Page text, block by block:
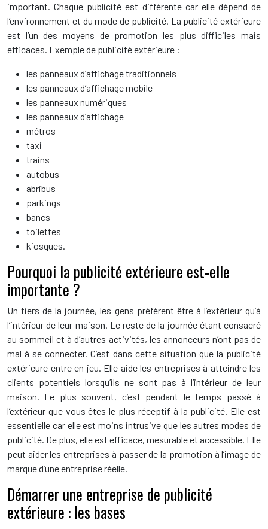
important. Chaque publicité est différente car elle dépend de
l’environnement et du mode de publicité. La publicité extérieure
est l’un des moyens de promotion les plus difficiles mais
efficaces. Exemple de publicité extérieure :
les panneaux d’affichage traditionnels
les panneaux d’affichage mobile
les panneaux numériques
les panneaux d’affichage
métros
taxi
trains
autobus
abribus
parkings
bancs
toilettes
kiosques.
Pourquoi la publicité extérieure est-elle
importante ?
Un tiers de la journée, les gens préfèrent être à l’extérieur qu’à
l’intérieur de leur maison. Le reste de la journée étant consacré
au sommeil et à d’autres activités, les annonceurs n’ont pas de
mal à se connecter. C’est dans cette situation que la publicité
extérieure entre en jeu. Elle aide les entreprises à atteindre les
clients potentiels lorsqu’ils ne sont pas à l’intérieur de leur
maison. Le plus souvent, c’est pendant le temps passé à
l’extérieur que vous êtes le plus réceptif à la publicité. Elle est
essentielle car elle est moins intrusive que les autres modes de
publicité. De plus, elle est efficace, mesurable et accessible. Elle
peut aider les entreprises à passer de la promotion à l’image de
marque d’une entreprise réelle.
Démarrer une entreprise de publicité
extérieure : les bases